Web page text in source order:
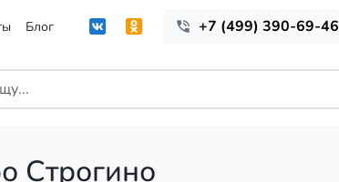
Блог +7 (499) 390-69-46
Строгино